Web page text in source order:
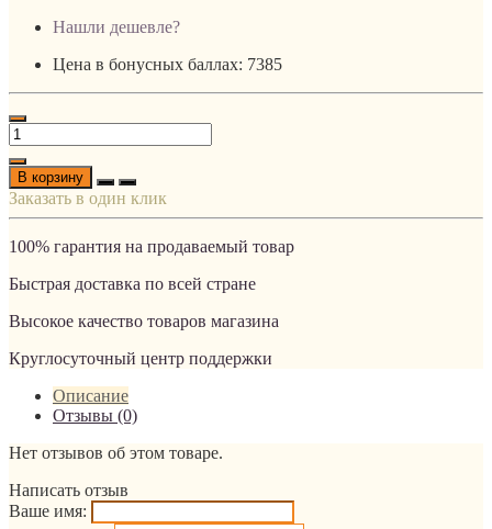
Нашли дешевле?
Цена в бонусных баллах: 7385
В корзину
Заказать в один клик
100% гарантия на продаваемый товар
Быстрая доставка по всей стране
Высокое качество товаров магазина
Круглосуточный центр поддержки
Описание
Отзывы (0)
Нет отзывов об этом товаре.
Написать отзыв
Ваше имя: